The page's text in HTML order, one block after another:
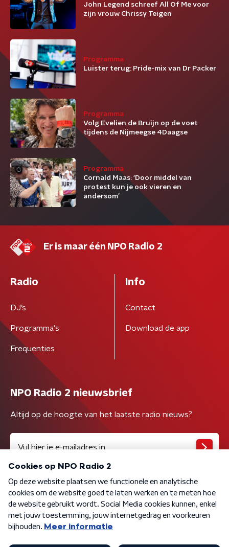
John Legend schreef All Of Me voor
zijn vrouw Chrissy Teigen
Programma
Luister terug: Pride-mix van Dr Packer
Programma
Volg Evelien de Bruijn op de voet
tijdens de Nijmeegse 4Daagse
Programma
Cornald Maas: ‘Door middel van
protest kun je ook vieren en
andersom’
Er is maar één NPO Radio 2
Radio
DJ’s
Programma's
Frequenties
Info
Contact
Download de app
NPO Radio 2 nieuwsbrief
Altijd op de hoogte van het laatste radio nieuws?
Algemene voorwaarden